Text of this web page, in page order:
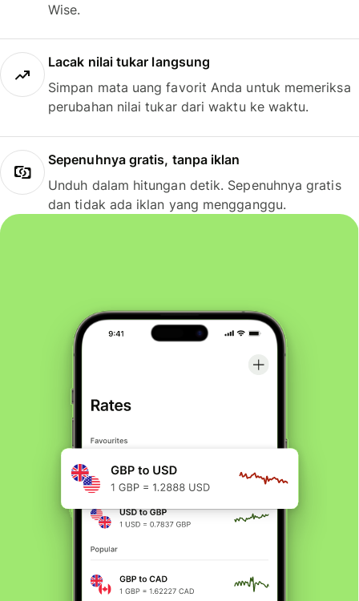
Wise.
Lacak nilai tukar langsung
Simpan mata uang favorit Anda untuk memeriksa
perubahan nilai tukar dari waktu ke waktu.
Sepenuhnya gratis, tanpa iklan
Unduh dalam hitungan detik. Sepenuhnya gratis
dan tidak ada iklan yang mengganggu.